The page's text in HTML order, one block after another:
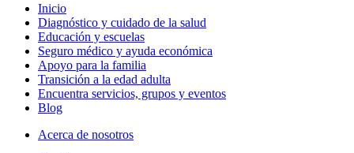
Inicio
Diagnóstico y cuidado de la salud
Educación y escuelas
Seguro médico y ayuda económica
Apoyo para la familia
Transición a la edad adulta
Encuentra servicios, grupos y eventos
Blog
Acerca de nosotros